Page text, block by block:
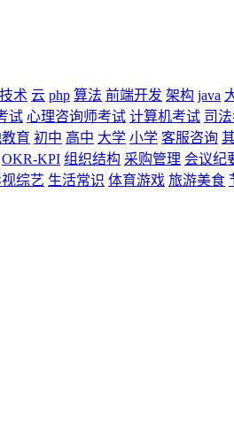
术 云 php 算法 前端开发 架构 java
试 心理咨询师考试 计算机考试 司
育 初中 高中 大学 小学 客服咨询
OKR-KPI 组织结构 采购管理 会议纪
综艺 生活常识 体育游戏 旅游美食